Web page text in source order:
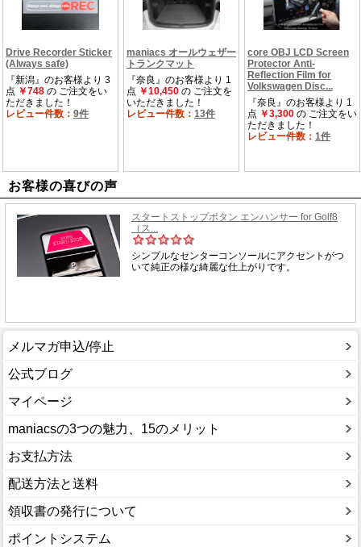
お客様の喜びの声
メルマガ申込/停止
公式ブログ
マイページ
maniacsの3つの魅力、15のメリット
お支払方法
配送方法と送料
領収書の発行について
ポイントシステム